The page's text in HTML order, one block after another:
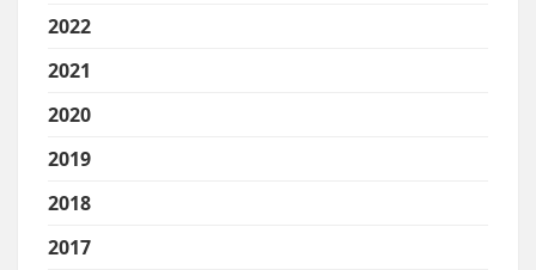
2022
2021
2020
2019
2018
2017